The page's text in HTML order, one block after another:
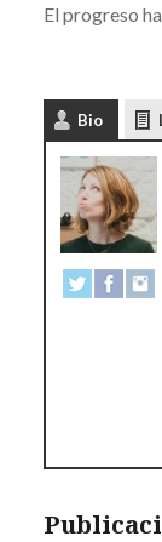
El progreso
Bio